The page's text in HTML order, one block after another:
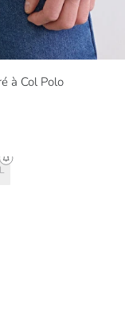
à Col Polo